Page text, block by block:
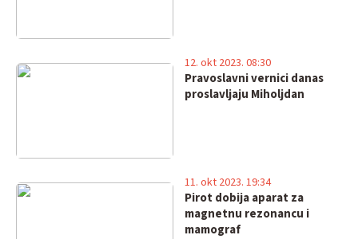
Pravoslavni vernici danas
proslavljaju Miholjdan
12. okt 2023. 08:30
Pirot dobija aparat za
magnetnu rezonancu i
mamograf
11. okt 2023. 19:34